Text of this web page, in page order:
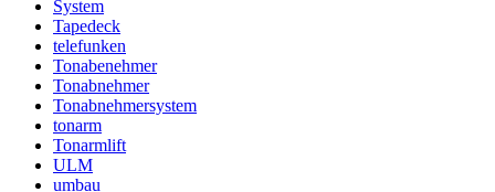
System
Tapedeck
telefunken
Tonabenehmer
Tonabnehmer
Tonabnehmersystem
tonarm
Tonarmlift
ULM
umbau